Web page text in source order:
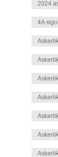
2024
4A